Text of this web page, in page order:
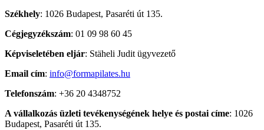
Székhely: 1026 Budapest, Pasaréti út 135.
Cégjegyzékszám: 01 09 98 60 45
Képviseletében eljár: Stäheli Judit ügyvezető
Email cím: info@formapilates.hu
Telefonszám: +36 20 4348752
A vállalkozás üzleti tevékenységének helye és postai címe: 1026
Budapest, Pasaréti út 135.